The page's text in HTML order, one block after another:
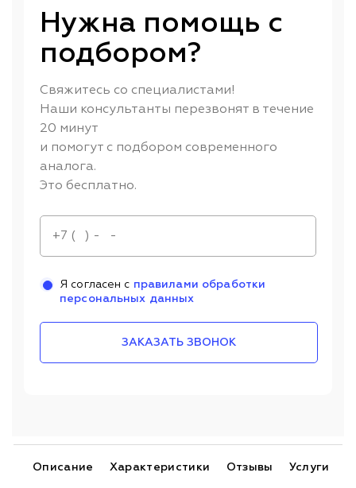
Нужна помощь с
подбором?
Свяжитесь со специалистами!
Наши консультанты перезвонят в течение
20 минут
и помогут с подбором современного
аналога.
Это бесплатно.
Я согласен с правилами обработки
персональных данных
ЗАКАЗАТЬ ЗВОНОК
Описание Характеристики Отзывы Услуги